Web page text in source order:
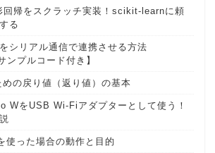
回帰をスクラッチ実装！scikit-learnに頼
る
シリアル通信で連携させる方法
ンプルコード付き】
の戻り値（返り値）の基本
WをUSB Wi-Fiアダプターとして使う！
った場合の動作と目的